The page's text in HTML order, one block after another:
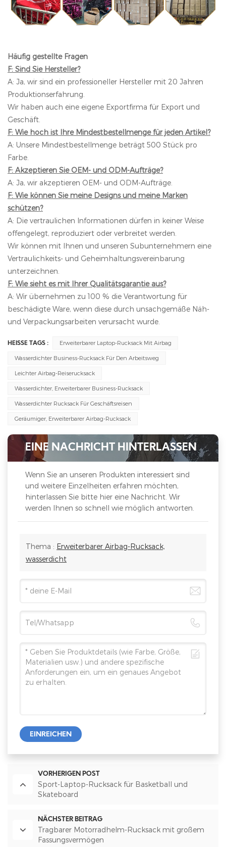
Häufig gestellte Fragen
F: Sind Sie Hersteller?
A: Ja, wir sind ein professioneller Hersteller mit 20 Jahren
Produktionserfahrung.
Wir haben auch eine eigene Exportfirma für Export und
Geschäft.
F: Wie hoch ist Ihre Mindestbestellmenge für jeden Artikel?
A: Unsere Mindestbestellmenge beträgt 500 Stück pro
Farbe.
F: Akzeptieren Sie OEM- und ODM-Aufträge?
A: Ja, wir akzeptieren OEM- und ODM-Aufträge.
F: Wie können Sie meine Designs und meine Marken
schützen?
A: Die vertraulichen Informationen dürfen in keiner Weise
offengelegt, reproduziert oder verbreitet werden.
Wir können mit Ihnen und unseren Subunternehmern eine
Vertraulichkeits- und Geheimhaltungsvereinbarung
unterzeichnen.
F: Wie sieht es mit Ihrer Qualitätsgarantie aus?
A: Wir übernehmen zu 100 % die Verantwortung für
beschädigte Ware, wenn diese durch unsachgemäße Näh-
und Verpackungsarbeiten verursacht wurde.
HEISSE TAGS : Erweiterbarer Laptop-Rucksack Mit Airbag
Wasserdichter Business-Rucksack Für Den Arbeitsweg
Leichter Airbag-Reiserucksack
Wasserdichter, Erweiterbarer Business-Rucksack
Wasserdichter Rucksack Für Geschäftsreisen
Geräumiger, Erweiterbarer Airbag-Rucksack
EINE NACHRICHT HINTERLASSEN
Wenn Sie an unseren Produkten interessiert sind
und weitere Einzelheiten erfahren möchten,
hinterlassen Sie bitte hier eine Nachricht. Wir
werden Ihnen so schnell wie möglich antworten.
Thema : Erweiterbarer Airbag-Rucksack,
wasserdicht
EINREICHEN
VORHERIGEN POST
Sport-Laptop-Rucksack für Basketball und
Skateboard
NÄCHSTER BEITRAG
Tragbarer Motorradhelm-Rucksack mit großem
Fassungsvermögen